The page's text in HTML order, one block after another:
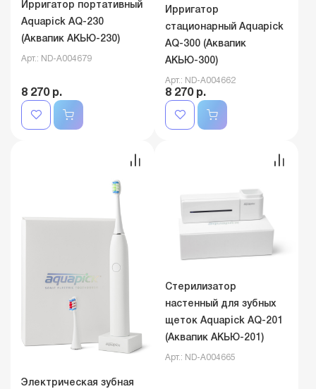
Ирригатор портативный
Aquapick AQ-230
(Аквапик АКЬЮ-230)
Арт.: ND-A004679
8 270 р.
Ирригатор
стационарный Aquapick
AQ-300 (Аквапик
АКЬЮ-300)
Арт.: ND-A004662
8 270 р.
Электрическая зубная
Стерилизатор
настенный для зубных
щеток Aquapick AQ-201
(Аквапик АКЬЮ-201)
Арт.: ND-A004665